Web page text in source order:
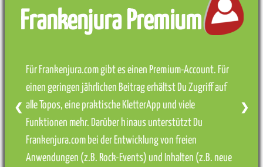
Frankenjura Premium
Für Frankenjura.com gibt es einen Premium-Account. Für
einen geringen jährlichen Beitrag erhältst Du Zugriff auf
alle Topos, eine praktische KletterApp und viele
Funktionen mehr. Darüber hinaus unterstützt Du
Frankenjura.com bei der Entwicklung von freien
Anwendungen (z.B. Rock-Events) und Inhalten (z.B. neue
❮ ❯